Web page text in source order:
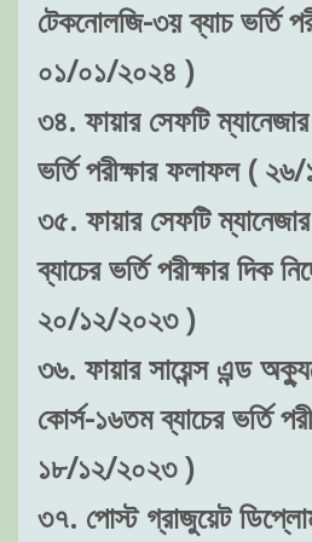
টেকনোলজি-৩য় ব্যাচ ভর্তি
০১/০১/২০২৪ )
৩৪. ফায়ার সেফটি
ভর্তি পরীক্ষার ফলাফল (
৩৫. ফায়ার সেফটি
ব্যাচের ভর্তি পরীক্ষার দিক
২০/১২/২০২৩ )
৩৬. ফায়ার সায়েন্স এন্ড
কোর্স-১৬তম ব্যাচের ভর্তি
১৮/১২/২০২৩ )
৩৭. পোস্ট গ্রাজুয়েট